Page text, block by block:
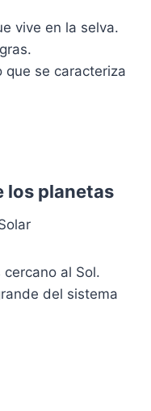
vive en la selva.
que se caracteriza
los planetas
cercano al Sol.
del sistema